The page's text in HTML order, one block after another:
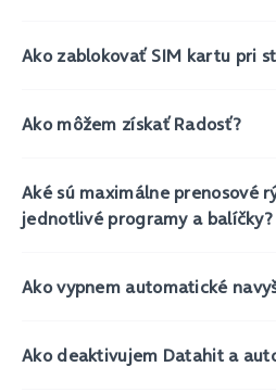
Ako zablokovať SIM kartu pri
Ako môžem získať Radosť?
Aké sú maximálne prenosové
jednotlivé programy a balíčky?
Ako vypnem automatické
Ako deaktivujem Datahit a